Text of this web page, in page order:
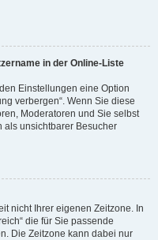
in der Online-Liste
Einstellungen eine Option
verbergen“. Wenn Sie diese
Moderatoren und Sie selbst
als unsichtbarer Besucher
nicht Ihrer eigenen Zeitzone. In
die für Sie passende
Die Zeitzone kann dabei nur